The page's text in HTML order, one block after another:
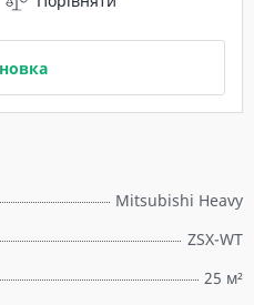
Mitsubishi Heavy
ZSX-WT
25 м²